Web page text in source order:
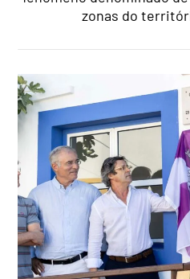
zonas do